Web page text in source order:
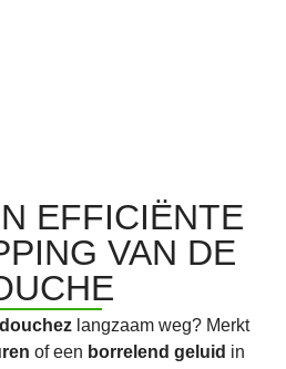
EFFICIËNTE
VAN DE
douchezlangzaam weg? Merkt
of een borrelend geluid in